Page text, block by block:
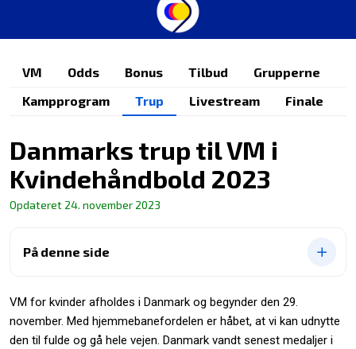
VM Odds Bonus Tilbud
Grupperne
Kampprogram
Trup Livestream Finale
Danmarks trup til VM i
Kvindehåndbold 2023
Opdateret 24. november 2023
På denne side
VM for kvinder afholdes i Danmark og begynder den 29.
november. Med hjemmebanefordelen er håbet, at vi kan udnytte
den til fulde og gå hele vejen. Danmark vandt senest medaljer i